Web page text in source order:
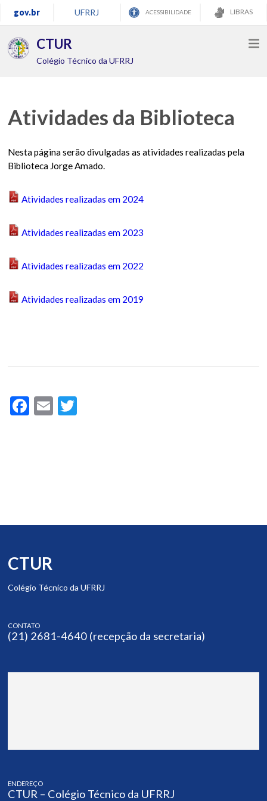
gov.br UFRRJ ACESSIBILIDADE LIBRAS
CTUR
Colégio Técnico da UFRRJ
Atividades da Biblioteca
Nesta página serão divulgadas as atividades realizadas pela
Biblioteca Jorge Amado.
Atividades realizadas em 2024
Atividades realizadas em 2023
Atividades realizadas em 2022
Atividades realizadas em 2019
Facebook
Email
CTUR
Colégio Técnico da UFRRJ
CONTATO
(21) 2681-4640 (recepção da secretaria)
ENDEREÇO
CTUR – Colégio Técnico da UFRRJ